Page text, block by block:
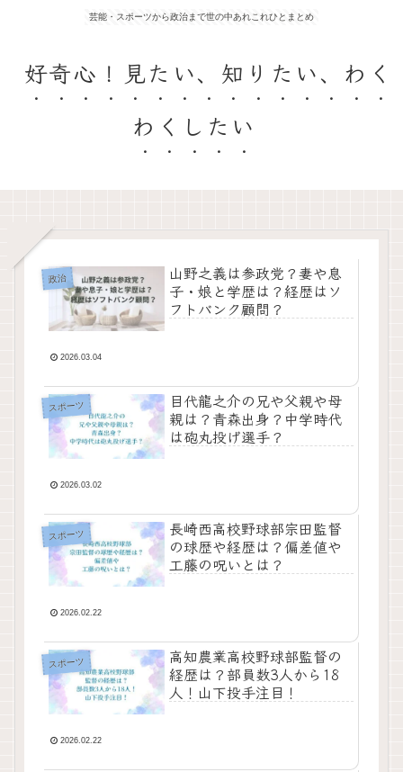
芸能・スポーツから政治まで世の中あれこれひとまとめ
好奇心！見たい、知りたい、わく
わくしたい
政治
山野之義は参政党？妻や息
子・娘と学歴は？経歴はソ
フトバンク顧問？
2026.03.04
スポーツ
目代龍之介の兄や父親や母
親は？青森出身？中学時代
は砲丸投げ選手？
2026.03.02
スポーツ
長崎西高校野球部宗田監督
の球歴や経歴は？偏差値や
工藤の呪いとは？
2026.02.22
スポーツ
高知農業高校野球部監督の
経歴は？部員数3人から18
人！山下投手注目！
2026.02.22